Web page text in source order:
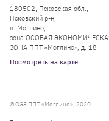
180502, Псковская обл.,
Псковский р-н,
д. Моглино,
зона ОСОБАЯ
ЗОНА ППТ «Моглино», д. 18
Посмотреть на карте
© ОЭЗ ППТ «Моглино», 2020